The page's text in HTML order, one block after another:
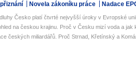
Novela zákoníku práce Nadace
Česko platí čtvrté nejvyšší úroky v Evropské unii
na českou krajinu. Proč v Česku mizí voda a jak
českých miliardářů. Proč Strnad, Křetínský a